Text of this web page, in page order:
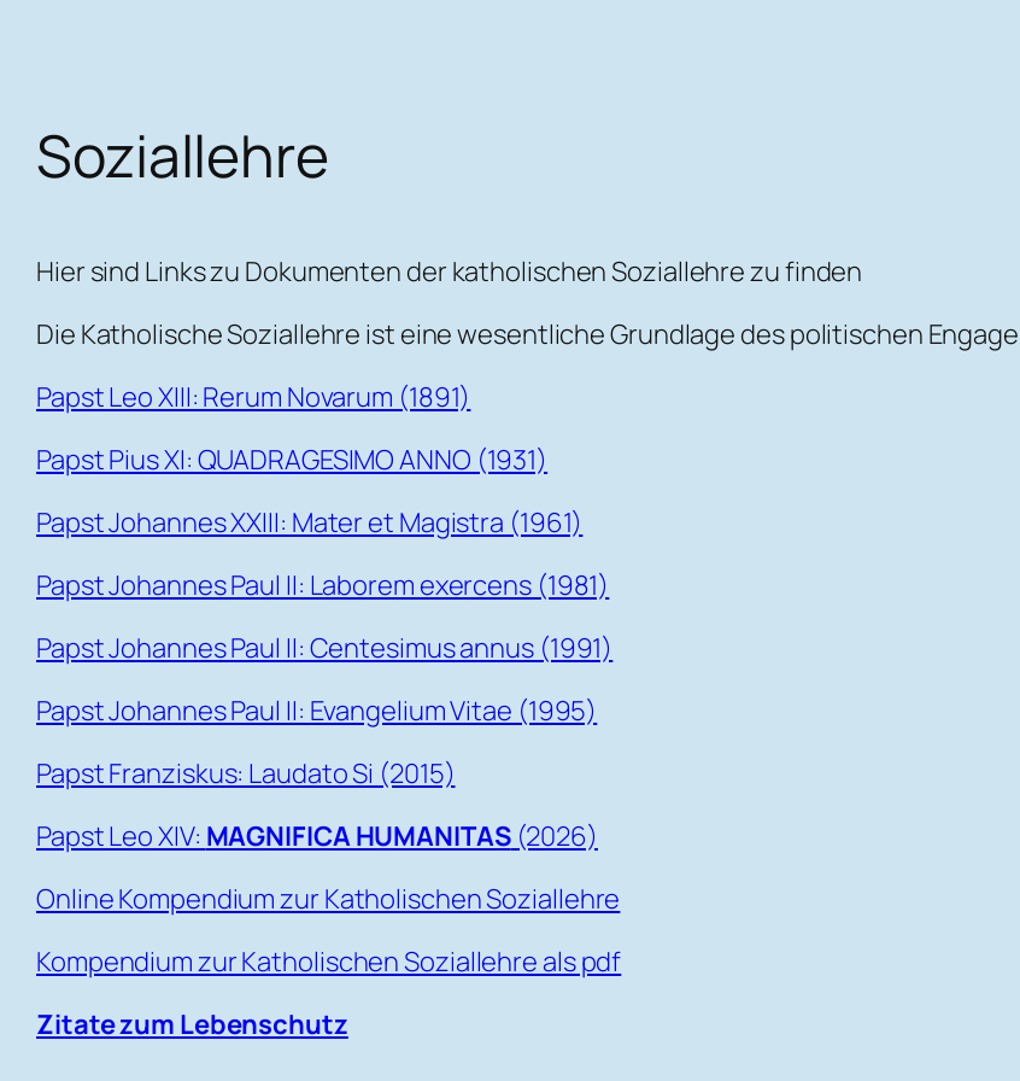
Soziallehre
Hier sind Links zu Dokumenten der katholischen Soziallehre zu finden
Die Katholische Soziallehre ist eine wesentliche Grundlage des politischen
Papst Leo XIII: Rerum Novarum (1891)
Papst Pius XI: QUADRAGESIMO ANNO (1931)
Papst Johannes XXIII: Mater et Magistra (1961)
Papst Johannes Paul II: Laborem exercens (1981)
Papst Johannes Paul II: Centesimus annus (1991)
Papst Johannes Paul II: Evangelium Vitae (1995)
Papst Franziskus: Laudato Si (2015)
Papst Leo XIV: MAGNIFICA HUMANITAS(2026)
Online Kompendium zur Katholischen Soziallehre
Kompendium zur Katholischen Soziallehre als pdf
Zitate zum Lebenschutz